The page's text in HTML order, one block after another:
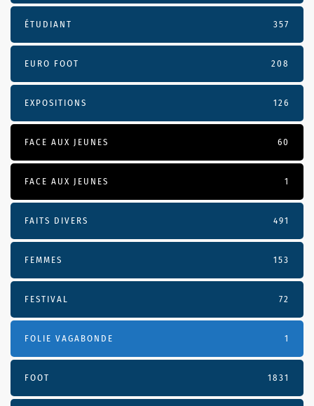
ÉTUDIANT 357
EURO FOOT 208
EXPOSITIONS 126
FACE AUX JEUNES 60
FACE AUX JEUNES 1
FAITS DIVERS 491
FEMMES 153
FESTIVAL 72
FOLIE VAGABONDE 1
FOOT 1831